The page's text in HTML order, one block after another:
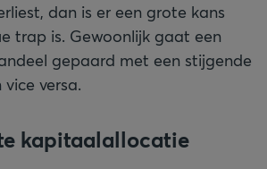
dan is er een grote kans
trap is. Gewoonlijk gaat een
gepaard met een stijgende
versa.
kapitaalallocatie